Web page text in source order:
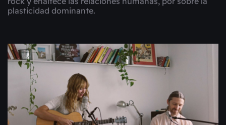
plasticidad dominante.